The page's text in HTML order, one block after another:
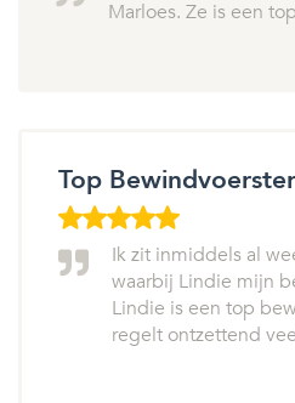
Marloes. Ze is een
Top Bewindvoerster
Ik zit inmiddels al
waarbij Lindie mijn
Lindie is een top
regelt ontzettend